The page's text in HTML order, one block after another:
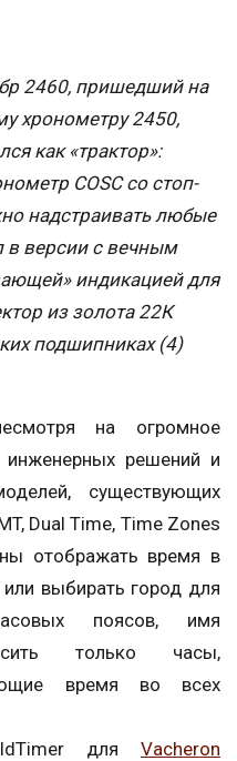
2460, пришедший на
хронометру 2450,
как «трактор»:
COSC со стоп-
надстраивать любые
в версии с вечным
индикацией для
из золота 22К
подшипниках (4)
на огромное
решений и
существующих
Dual Time, Time Zones
отображать время в
выбирать город для
поясов, имя
только часы,
время во всех
для Vacheron